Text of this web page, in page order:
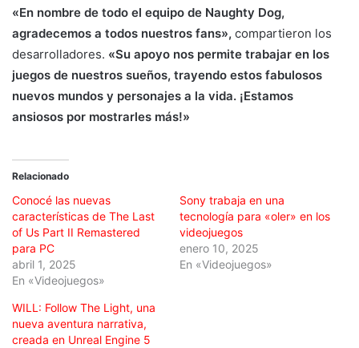
«En nombre de todo el equipo de Naughty Dog,
agradecemos a todos nuestros fans», compartieron los
desarrolladores. «Su apoyo nos permite trabajar en los
juegos de nuestros sueños, trayendo estos fabulosos
nuevos mundos y personajes a la vida. ¡Estamos
ansiosos por mostrarles más!»
Relacionado
Conocé las nuevas
características de The Last
of Us Part II Remastered
para PC
abril 1, 2025
En «Videojuegos»
Sony trabaja en una
tecnología para «oler» en los
videojuegos
enero 10, 2025
En «Videojuegos»
WILL: Follow The Light, una
nueva aventura narrativa,
creada en Unreal Engine 5